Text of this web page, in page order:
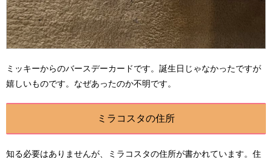
ミッキーからのバースデーカードです。誕生日じゃなかったですが
嬉しいものです。なぜあったのか不明です。
ミラコスタの住所
知る必要はありませんが、ミラコスタの住所が書かれています。住